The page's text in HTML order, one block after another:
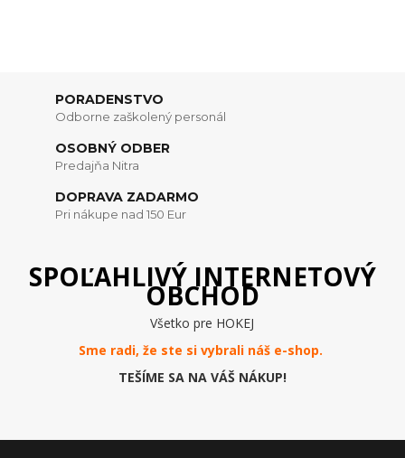
PORADENSTVO
Odborne zaškolený personál
OSOBNÝ ODBER
Predajňa Nitra
DOPRAVA ZADARMO
Pri nákupe nad 150 Eur
SPOĽAHLIVÝ INTERNETOVÝ
OBCHOD
Všetko pre HOKEJ
Sme radi, že ste si vybrali náš e-shop.
TEŠÍME SA NA VÁŠ NÁKUP!